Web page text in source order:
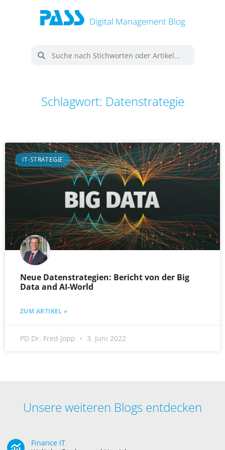
Digital Management Blog
Schlagwort: Datenstrategie
IT-STRATEGIE
Neue Datenstrategien: Bericht von der Big
Data and AI-World
ZUM ARTIKEL »
PD Dr. Fred Jopp 3. Juni 2022
Unsere weiteren Blogs entdecken
Finance IT